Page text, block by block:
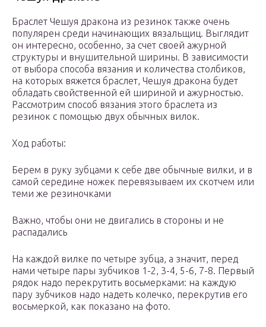
Браслет Чешуя дракона из резинок также очень
популярен среди начинающих вязальщиц. Выглядит
он интересно, особенно, за счет своей ажурной
структуры и внушительной ширины. В зависимости
от выбора способа вязания и количества столбиков,
на которых вяжется браслет, Чешуя дракона будет
обладать свойственной ей шириной и ажурностью.
Рассмотрим способ вязания этого браслета из
резинок с помощью двух обычных вилок.
Ход работы:
Берем в руку зубцами к себе две обычные вилки, и в
самой середине ножек перевязываем их скотчем или
теми же резиночками
Важно, чтобы они не двигались в стороны и не
распадались
На каждой вилке по четыре зубца, а значит, перед
нами четыре пары зубчиков 1-2, 3-4, 5-6, 7-8. Первый
рядок надо перекрутить восьмерками: на каждую
пару зубчиков надо надеть колечко, перекрутив его
восьмеркой, как показано на фото.